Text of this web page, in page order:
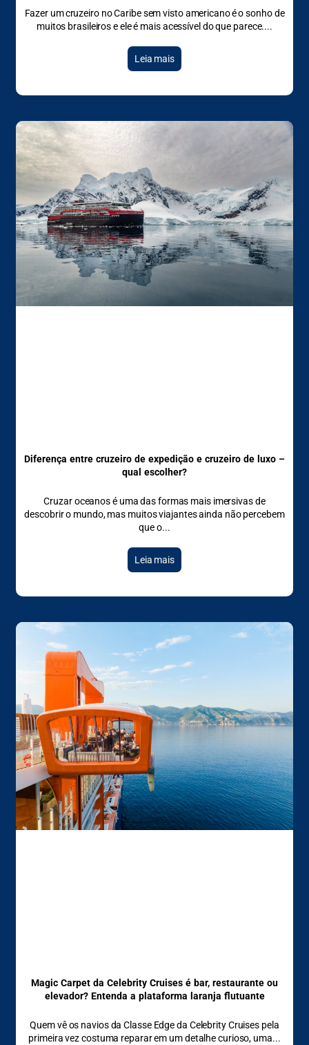
Fazer um cruzeiro no Caribe sem visto americano é o sonho de
muitos brasileiros e ele é mais acessível do que parece.
Leia mais
Diferença entre cruzeiro de expedição e cruzeiro de luxo –
qual escolher?
Cruzar oceanos é uma das formas mais imersivas de
descobrir o mundo, mas muitos viajantes ainda não percebem
que o
Leia mais
Magic Carpet da Celebrity Cruises é bar, restaurante ou
elevador? Entenda a plataforma laranja flutuante
Quem vê os navios da Classe Edge da Celebrity Cruises pela
primeira vez costuma reparar em um detalhe curioso, uma